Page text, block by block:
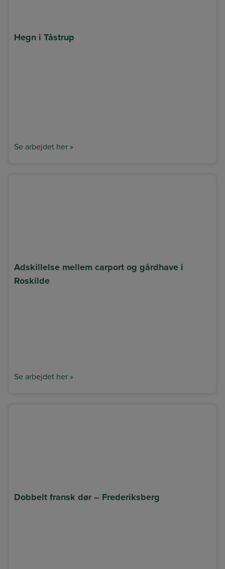
Hegn i Tåstrup
Se arbejdet her »
Adskillelse mellem carport og gårdhave i
Roskilde
Se arbejdet her »
Dobbelt fransk dør – Frederiksberg